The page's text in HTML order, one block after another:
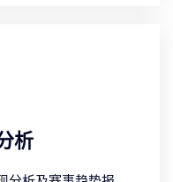
析